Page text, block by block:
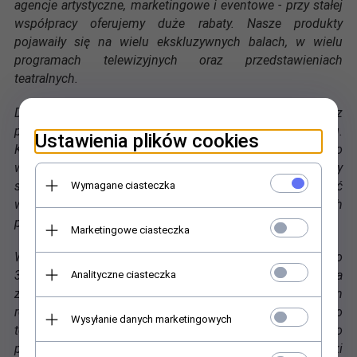
agencje artystyczne, marketingowe i eventowe - przy stałej
współpracy oferujemy duże rabaty. Nasze produkty
pojawaiły się na wielu ekskluzywnych balach, w wielu
programach telewizyjnych oraz przedstawieniach
teatralnych.
Dzięki bezpośredniej wspólpracy z producentami, bez
problemu dopasujemy naszą ofertę do Państwa budżetu.
Kierujemy się przy tym uzyskaniem najlepszego
współczynnika jakości produktu do ceny. Nie robimy
szybkich interesów! Cenimy sobie zaufanie, ciągłość
współpracy, pewny serwis i najwyższą jakość oferowanych
produktów w stosunku do ceny.
Wysyłka zamówionego towaru nastąpi w terminie od 7 do
30 dni roboczych, od chwili wpłynięcia i potwierdzenia
zamówienia, o ile nie zostanie podany inny termin
realizacji. Czas realizacji zależy od dostępności danego
towaru i jest określony indywidualnie dla każdego
produktu. Prosimy zamawiać kostiumy i maski
Ustawienia plików cookies
Wymagane ciasteczka
Marketingowe ciasteczka
Analityczne ciasteczka
Wysyłanie danych marketingowych